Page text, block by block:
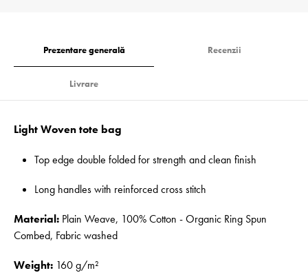
Prezentare generală Recenzii
Livrare
Light Woven tote bag
Top edge double folded for strength and clean finish
Long handles with reinforced cross stitch
Material: Plain Weave, 100% Cotton - Organic Ring Spun
Combed, Fabric washed
Weight: 160 g/m²